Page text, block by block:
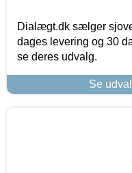
Dialægt.dk sælger
dages levering og 30
se deres udvalg.
Se